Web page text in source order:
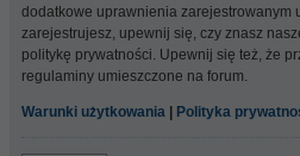
dodatkowe uprawnienia zarejestrowanym
zarejestrujesz, upewnij się, czy znasz
politykę prywatności. Upewnij się też, że
regulaminy umieszczone na forum.
Warunki użytkowania Polityka